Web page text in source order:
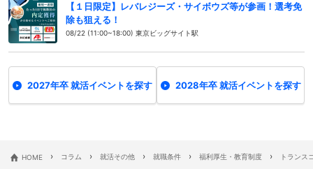
【１日限定】レバレジーズ・サイボウズ等が参画！選考免
除も狙える！
08/22 (11:00~18:00) 東京ビッグサイト駅
2027年卒 就活イベントを探す 2028年卒 就活イベントを探す
HOME › コラム › 就活その他 › 就職条件 › 福利厚生・教育制度 › トランス